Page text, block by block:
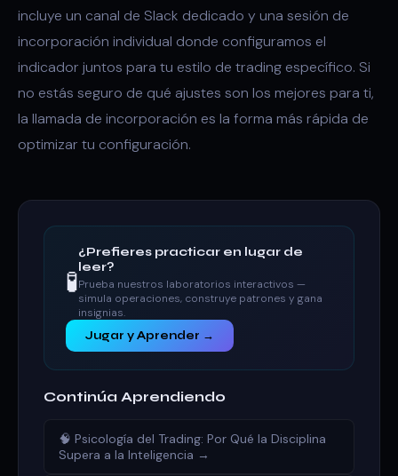
incluye un canal de Slack dedicado y una sesión de
incorporación individual donde configuramos el
indicador juntos para tu estilo de trading específico. Si
no estás seguro de qué ajustes son los mejores para ti,
la llamada de incorporación es la forma más rápida de
optimizar tu configuración.
🧪
¿Prefieres practicar en lugar de
leer?
Prueba nuestros laboratorios interactivos —
simula operaciones, construye patrones y gana
insignias.
Jugar y Aprender →
Continúa Aprendiendo
🧠 Psicología del Trading: Por Qué la Disciplina
Supera a la Inteligencia →